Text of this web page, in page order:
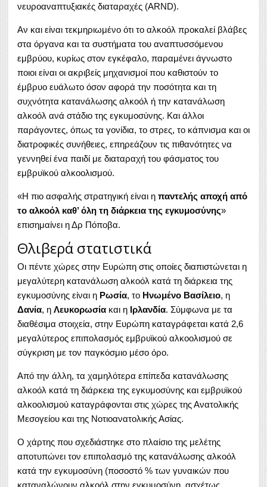
νευροαναπτυξιακές διαταραχές (ARND).
Αν και είναι τεκμηριωμένο ότι το αλκοόλ προκαλεί βλάβες
στα όργανα και τα συστήματα του αναπτυσσόμενου
εμβρύου, κυρίως στον εγκέφαλο, παραμένει άγνωστο
ποιοι είναι οι ακριβείς μηχανισμοί που καθιστούν το
έμβρυο ευάλωτο όσον αφορά την ποσότητα και τη
συχνότητα κατανάλωσης αλκοόλ ή την κατανάλωση
αλκοόλ ανά στάδιο της εγκυμοσύνης. Και άλλοι
παράγοντες, όπως τα γονίδια, το στρες, το κάπνισμα και οι
διατροφικές συνήθειες, επηρεάζουν τις πιθανότητες να
γεννηθεί ένα παιδί με διαταραχή του φάσματος του
εμβρυϊκού αλκοολισμού.
«Η πιο ασφαλής στρατηγική είναι η παντελής αποχή από
το αλκοόλ καθ’ όλη τη διάρκεια της εγκυμοσύνης»
επισημαίνει η Δρ Πόποβα.
Θλιβερά στατιστικά
Οι πέντε χώρες στην Ευρώπη στις οποίες διαπιστώνεται η
μεγαλύτερη κατανάλωση αλκοόλ κατά τη διάρκεια της
εγκυμοσύνης είναι η Ρωσία, το Ηνωμένο Βασίλειο, η
Δανία, η Λευκορωσία και η Ιρλανδία. Σύμφωνα με τα
διαθέσιμα στοιχεία, στην Ευρώπη καταγράφεται κατά 2,6
μεγαλύτερος επιπολασμός εμβρυϊκού αλκοολισμού σε
σύγκριση με τον παγκόσμιο μέσο όρο.
Από την άλλη, τα χαμηλότερα επίπεδα κατανάλωσης
αλκοόλ κατά τη διάρκεια της εγκυμοσύνης και εμβρυϊκού
αλκοολισμού καταγράφονται στις χώρες της Ανατολικής
Μεσογείου και της Νοτιοανατολικής Ασίας.
Ο χάρτης που σχεδιάστηκε στο πλαίσιο της μελέτης
αποτυπώνει τον επιπολασμό της κατανάλωσης αλκοόλ
κατά την εγκυμοσύνη (ποσοστό % των γυναικών που
καταναλώνουν αλκοόλ στην εγκυμοσύνη, ασχέτως